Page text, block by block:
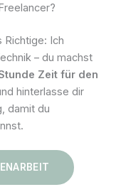
Richtige: Ich
– du machst
Zeit für den
hinterlasse dir
damit du